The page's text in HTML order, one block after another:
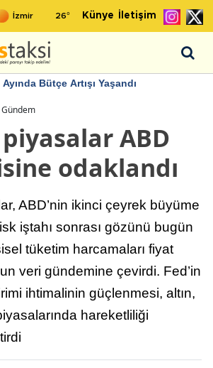
26° Künye İletişim
Bütçe Artışı Yaşandı
Gündem
ABD
odaklandı
ABD’nin ikinci çeyrek büyüme
iştahı sonrası gözünü bugün
tüketim harcamaları fiyat
veri gündemine çevirdi. Fed’in
ihtimalinin güçlenmesi, altın,
hareketliliği